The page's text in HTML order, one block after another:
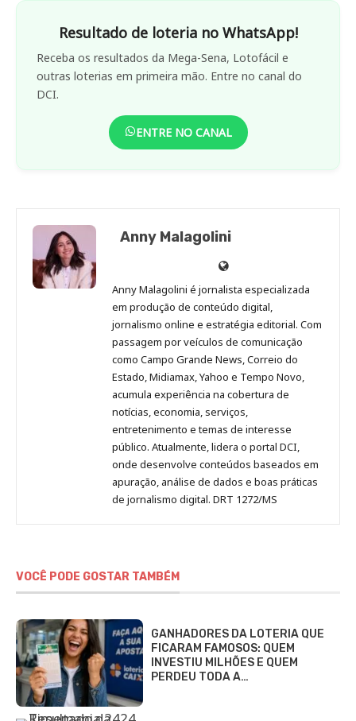
Resultado de loteria no WhatsApp!
Receba os resultados da Mega-Sena, Lotofácil e
outras loterias em primeira mão. Entre no canal do
DCI.
ENTRE NO CANAL
Anny Malagolini
Malagolini
no
Pinterest
Malagolini
no
LinkedIn
Malagolini
no
Instagram
Anny
Malagolini
no
Facebook
Site
de
Anny
Malagolini
Anny Malagolini é jornalista especializada
em produção de conteúdo digital,
jornalismo online e estratégia editorial. Com
passagem por veículos de comunicação
como Campo Grande News, Correio do
Estado, Midiamax, Yahoo e Tempo Novo,
acumula experiência na cobertura de
notícias, economia, serviços,
entretenimento e temas de interesse
público. Atualmente, lidera o portal DCI,
onde desenvolve conteúdos baseados em
apuração, análise de dados e boas práticas
de jornalismo digital. DRT 1272/MS
VOCÊ PODE GOSTAR TAMBÉM
GANHADORES DA LOTERIA QUE
FICARAM FAMOSOS: QUEM
INVESTIU MILHÕES E QUEM
PERDEU TODA A…